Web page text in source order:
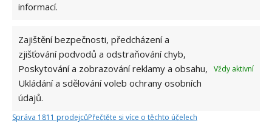
informací.
Zajištění bezpečnosti, předcházení a
zjišťování podvodů a odstraňování chyb,
Poskytování a zobrazování reklamy a obsahu,
Ukládání a sdělování voleb ochrany osobních
údajů.
Vždy aktivní
Správa 1811 prodejcůPřečtěte si více o těchto účelech